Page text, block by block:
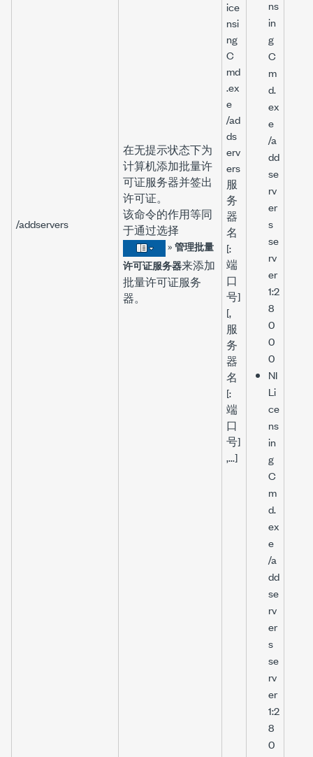
/addservers
在无提示状态下为
计算机添加批量许
可证服务器并签出
许可证。
该命令的作用等同
于通过选择
»管理批量
许可证服务器来添加
批量许可证服务
器。
ice
nsi
ng
C
md
.ex
e
/ad
ds
erv
ers
服
务
器
名
[:
端
口
号]
[,
服
务
器
名
[:
端
口
号]
,...]
ns
in
g
C
m
d.
ex
e
/a
dd
se
rv
er
s
se
rv
er
1:2
8
0
0
0
NI
Li
ce
ns
in
g
C
m
d.
ex
e
/a
dd
se
rv
er
s
se
rv
er
1:2
8
0